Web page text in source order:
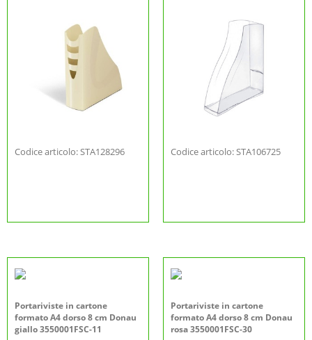
Codice articolo: STA128296 Codice articolo: STA106725
Portariviste in cartone
formato A4 dorso 8 cm Donau
giallo 3550001FSC-11
Portariviste in cartone
formato A4 dorso 8 cm Donau
rosa 3550001FSC-30